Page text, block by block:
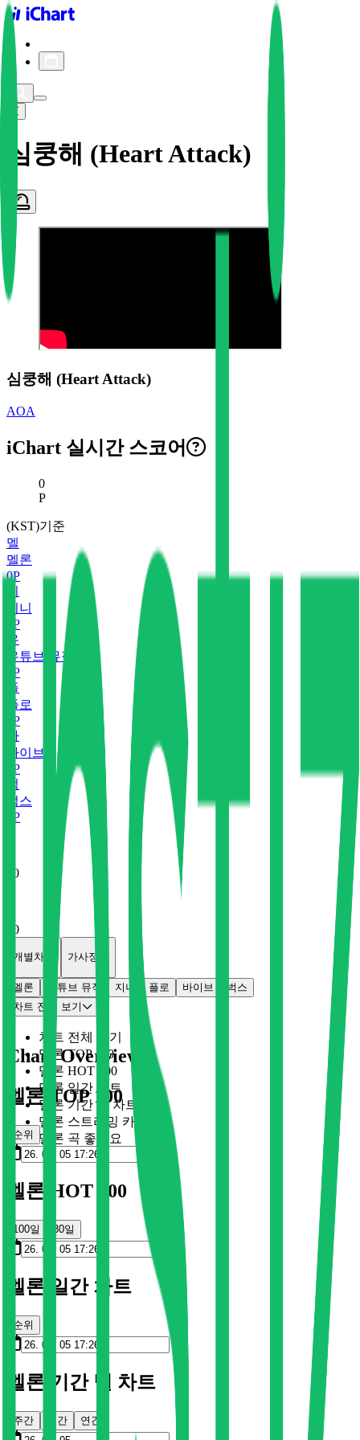
iChart logo
심쿵해 (Heart Attack)
심쿵해 (Heart Attack)
AOA
iChart 실시간 스코어
현재 스코어
0
P
(KST)기준
멜
멜론
0P
지니
P
유
유튜브 뮤직
P
플
플로
P
바
바이브
P
벅
벅스
P
0
0
개별차트 가사정보
멜론 유튜브 뮤직 지니 플로 바이브
벅스
차트 전체 보기
차트 전체 보기
멜론 TOP 100
멜론 HOT 100
멜론 일간 차트
멜론 기간 별 차트
멜론 스트리밍 카드
멜론 곡 좋아요
Chart Overview
멜론 TOP 100
순위
멜론 HOT 100
100일 30일
멜론 일간 차트
순위
멜론 기간 별 차트
주간 월간 연간